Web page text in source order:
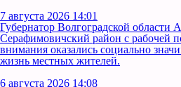
7 августа 2026 14:01
Губернатор Волгоградской области
Серафимовичский район с рабочей
внимания оказались социально
жизнь местных жителей.
6 августа 2026 14:08